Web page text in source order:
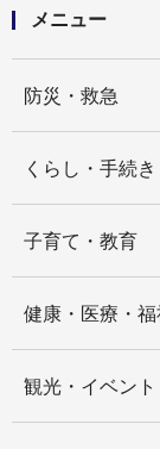
メニュー
防災・救急
くらし・手続き
子育て・教育
健康・医療・福
観光・イベント